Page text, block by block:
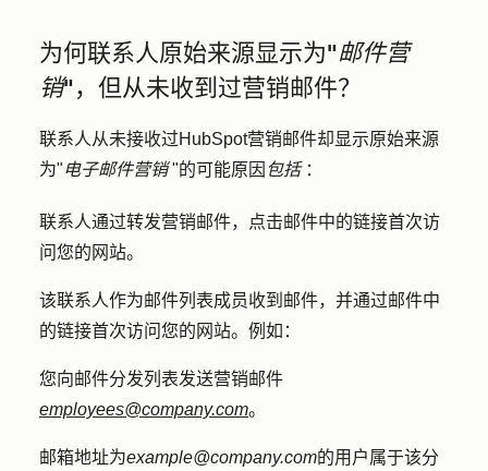
为何联系人原始来源显示为"邮件营
销"，但从未收到过营销邮件？
联系人从未接收过HubSpot营销邮件却显示原始来源
为"电子邮件营销"的可能原因 包括 ：
联系人通过转发营销邮件，点击邮件中的链接首次访
问您的网站。
该联系人作为邮件列表成员收到邮件，并通过邮件中
的链接首次访问您的网站。例如：
您向邮件分发列表发送营销邮件
employees@company.com。
邮箱地址为example@company.com的用户属于该分